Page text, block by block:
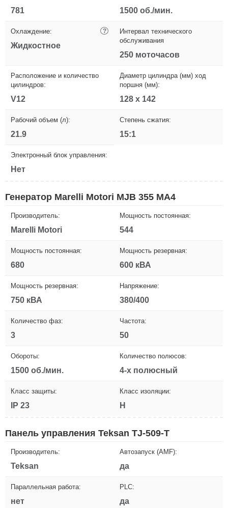
781 1500 об./мин.
Охлаждение: ?
Жидкостное
Интервал технического
обслуживания
250 моточасов
Расположение и количество
цилиндров:
V12
Диаметр цилиндра (мм) ход
поршня (мм):
128 x 142
Рабочий объем (л):
21.9
Степень сжатия:
15:1
Электронный блок управления:
Нет
Генератор Marelli Motori MJB 355 MA4
Производитель:
Marelli Motori
Мощность постоянная:
544
Мощность постоянная:
680
Мощность резервная:
600 кВА
Мощность резервная:
750 кВА
Напряжение:
380/400
Количество фаз:
3
Частота:
50
Обороты:
1500 об./мин.
Количество полюсов:
4-х полюсный
Класс защиты:
IP 23
Класс изоляции:
H
Панель управления Teksan TJ-509-T
Производитель:
Teksan
Автозапуск (AMF):
да
Параллельная работа:
нет
PLC:
да